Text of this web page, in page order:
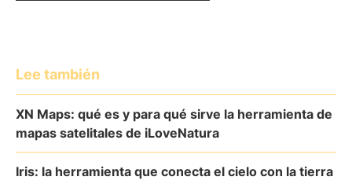
Lee también
XN Maps: qué es y para qué sirve la herramienta de
mapas satelitales de iLoveNatura
Iris: la herramienta que conecta el cielo con la tierra